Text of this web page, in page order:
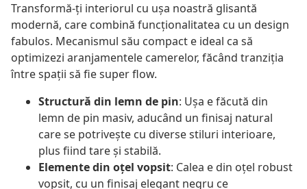
Transformă-ți interiorul cu ușa noastră glisantă
modernă, care combină funcționalitatea cu un design
fabulos. Mecanismul său compact e ideal ca să
optimizezi aranjamentele camerelor, făcând tranziția
între spații să fie super flow.
Structură din lemn de pin: Ușa e făcută din
lemn de pin masiv, aducând un finisaj natural
care se potrivește cu diverse stiluri interioare,
plus fiind tare și stabilă.
Elemente din oțel vopsit: Calea e din oțel robust
vopsit, cu un finisaj elegant negru ce